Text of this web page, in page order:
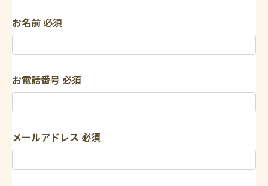
お名前必須
お電話番号必須
メールアドレス 必須